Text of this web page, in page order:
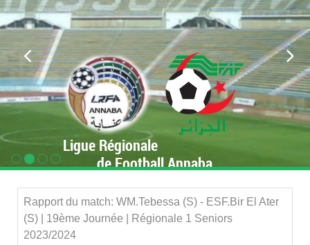
Ligue Régionale
de Football Annaba
Rapport du match: WM.Tebessa (S) - ESF.Bir El Ater
(S) | 19ème Journée | Régionale 1 Seniors
2023/2024